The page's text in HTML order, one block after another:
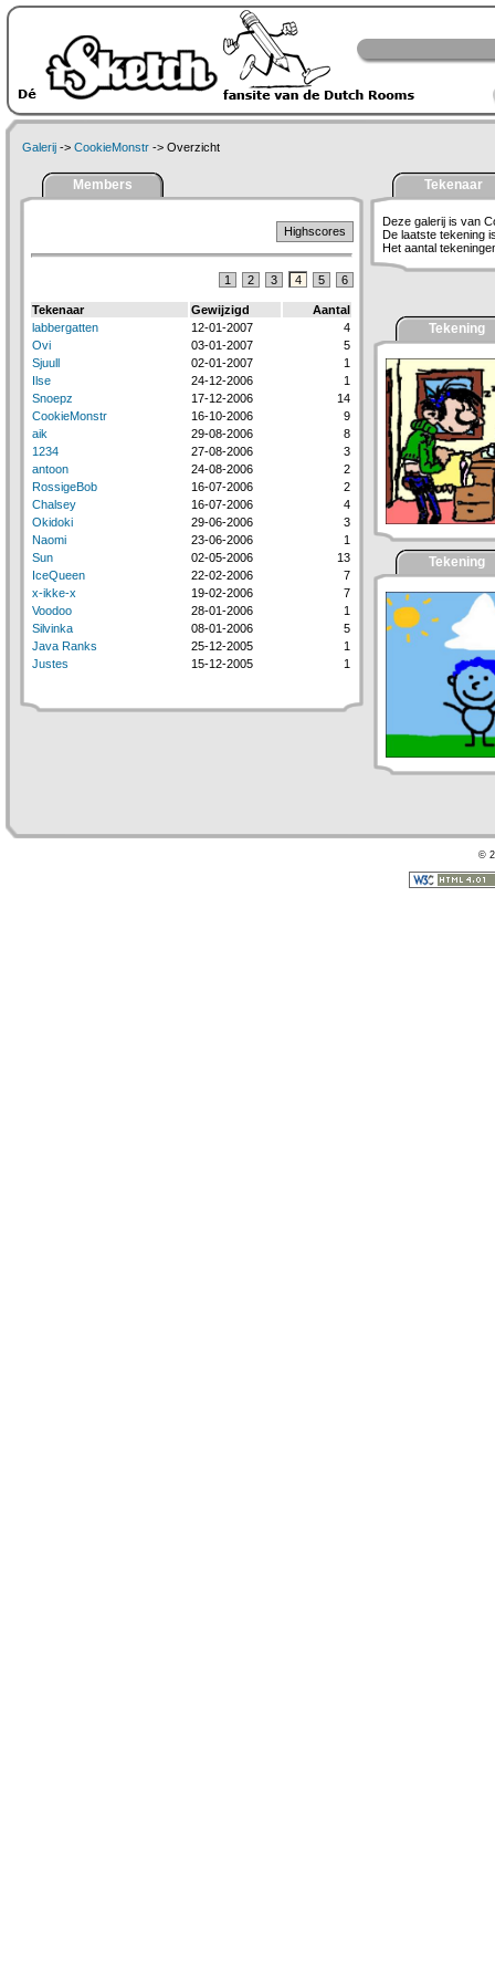
Galerij -> CookieMonstr -> Overzicht
Members
Highscores
1 2 3 4 5 6
Tekenaar Gewijzigd
Aantal
labbergatten
12-01-2007
4
Ovi
03-01-2007
5
Sjuull
02-01-2007
1
Ilse
24-12-2006
1
Snoepz
17-12-2006
14
CookieMonstr
16-10-2006
9
aik
29-08-2006
8
1234
27-08-2006
3
antoon
24-08-2006
2
RossigeBob
16-07-2006
2
Chalsey
16-07-2006
4
Okidoki
29-06-2006
3
Naomi
23-06-2006
1
Sun
02-05-2006
13
IceQueen
22-02-2006
7
x-ikke-x
19-02-2006
7
Voodoo
28-01-2006
1
Silvinka
08-01-2006
5
Java Ranks
25-12-2005
1
Justes
15-12-2005 1
Tekenaar
Deze galerij is van
De laatste tekening
Het aantal
Tekening
Tekening
©